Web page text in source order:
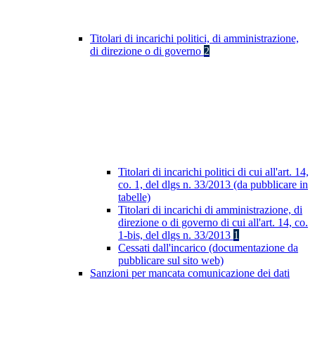
Titolari di incarichi politici, di amministrazione,
di direzione o di governo 2
Titolari di incarichi politici di cui all'art. 14,
co. 1, del dlgs n. 33/2013 (da pubblicare in
tabelle)
Titolari di incarichi di amministrazione, di
direzione o di governo di cui all'art. 14, co.
1-bis, del dlgs n. 33/2013 1
Cessati dall'incarico (documentazione da
pubblicare sul sito web)
Sanzioni per mancata comunicazione dei dati